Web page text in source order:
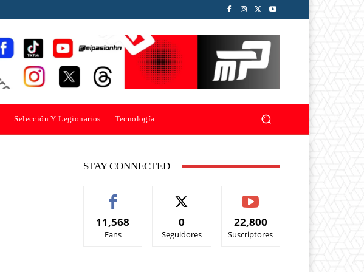
Selección Y Legionarios Tecnología
STAY CONNECTED
11,568
Fans
0
Seguidores
22,800
Suscriptores